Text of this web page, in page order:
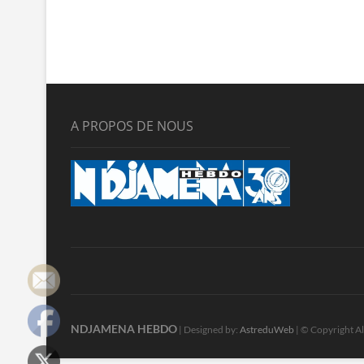
A PROPOS DE NOUS
NDJAMENA HEBDO | Designed by: AstreduWeb | © Copyright